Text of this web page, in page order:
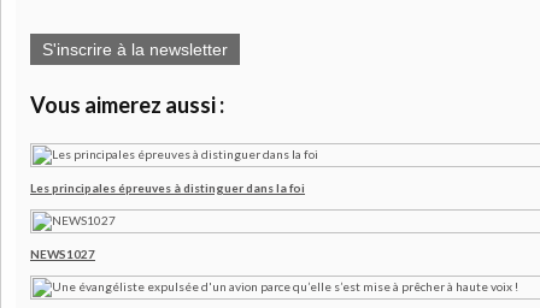
S'inscrire à la newsletter
Vous aimerez aussi :
Les principales épreuves à distinguer dans la foi
NEWS1027